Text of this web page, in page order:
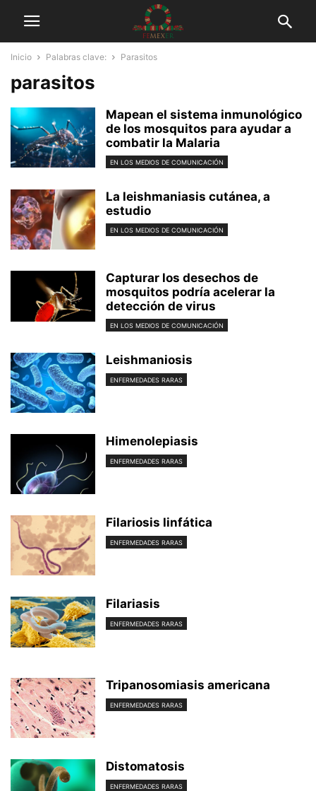
Inicio Palabras clave: Parasitos
parasitos
Mapean el sistema inmunológico
de los mosquitos para ayudar a
combatir la Malaria
EN LOS MEDIOS DE COMUNICACIÓN
La leishmaniasis cutánea, a
estudio
EN LOS MEDIOS DE COMUNICACIÓN
Capturar los desechos de
mosquitos podría acelerar la
detección de virus
EN LOS MEDIOS DE COMUNICACIÓN
Leishmaniosis
ENFERMEDADES RARAS
Himenolepiasis
ENFERMEDADES RARAS
Filariosis linfática
ENFERMEDADES RARAS
Filariasis
ENFERMEDADES RARAS
Tripanosomiasis americana
ENFERMEDADES RARAS
Distomatosis
ENFERMEDADES RARAS